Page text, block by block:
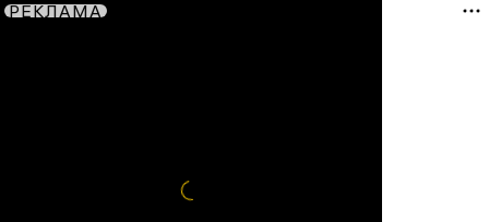
РЕКЛАМА